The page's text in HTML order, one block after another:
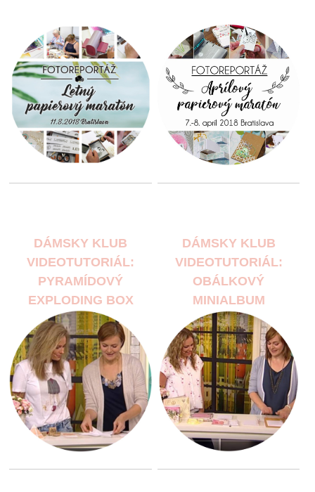
DÁMSKY KLUB
VIDEOTUTORIÁL:
PYRAMÍDOVÝ
EXPLODING BOX
DÁMSKY KLUB
VIDEOTUTORIÁL:
OBÁLKOVÝ
MINIALBUM